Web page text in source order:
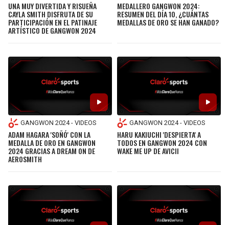
UNA MUY DIVERTIDA Y RISUEÑA
CAYLA SMITH DISFRUTA DE SU
PARTICIPACIÓN EN EL PATINAJE
ARTÍSTICO DE GANGWON 2024
MEDALLERO GANGWON 2024:
RESUMEN DEL DÍA 10, ¿CUÁNTAS
MEDALLAS DE ORO SE HAN GANADO?
GANGWON 2024 - VIDEOS
ADAM HAGARA 'SOÑÓ' CON LA
MEDALLA DE ORO EN GANGWON
2024 GRACIAS A DREAM ON DE
AEROSMITH
GANGWON 2024 - VIDEOS
HARU KAKIUCHI 'DESPIERTA' A
TODOS EN GANGWON 2024 CON
WAKE ME UP DE AVICII